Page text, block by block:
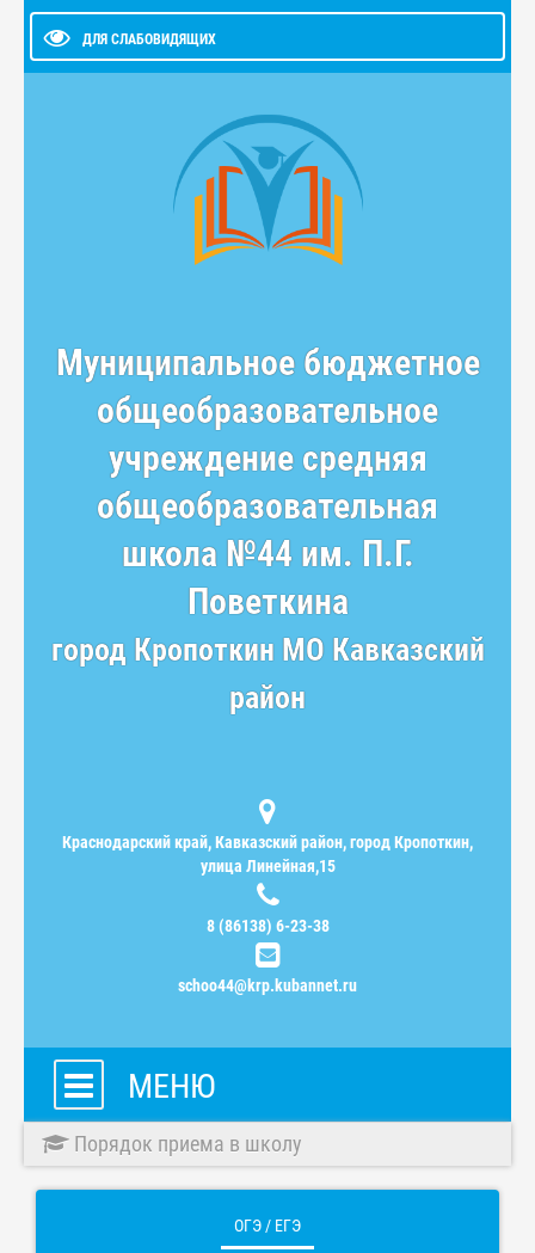
ДЛЯ СЛАБОВИДЯЩИХ
Муниципальное бюджетное
общеобразовательное
учреждение средняя
общеобразовательная
школа №44 им. П.Г.
Поветкина
город Кропоткин МО Кавказский
район
Краснодарский край, Кавказский район, город Кропоткин,
улица Линейная,15
8 (86138) 6-23-38
schoo44@krp.kubannet.ru
МЕНЮ
Порядок приема в школу
ОГЭ / ЕГЭ